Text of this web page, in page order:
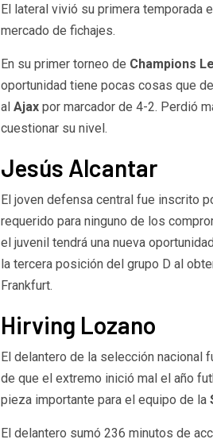
El lateral vivió su primera temporada
mercado de fichajes.
En su primer torneo de Champions
oportunidad tiene pocas cosas que
al Ajax por marcador de 4-2. Perdió
cuestionar su nivel.
Jesús Alcantar
El joven defensa central fue inscrito
requerido para ninguno de los
el juvenil tendrá una nueva
la tercera posición del grupo D al
Frankfurt.
Hirving Lozano
El delantero de la selección nacional
de que el extremo inició mal el año
pieza importante para el equipo de la
El delantero sumó 236 minutos de